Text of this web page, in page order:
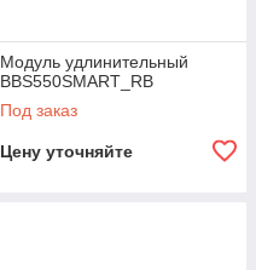
Модуль удлинительный
BBS550SMART_RB
Под заказ
Цену уточняйте